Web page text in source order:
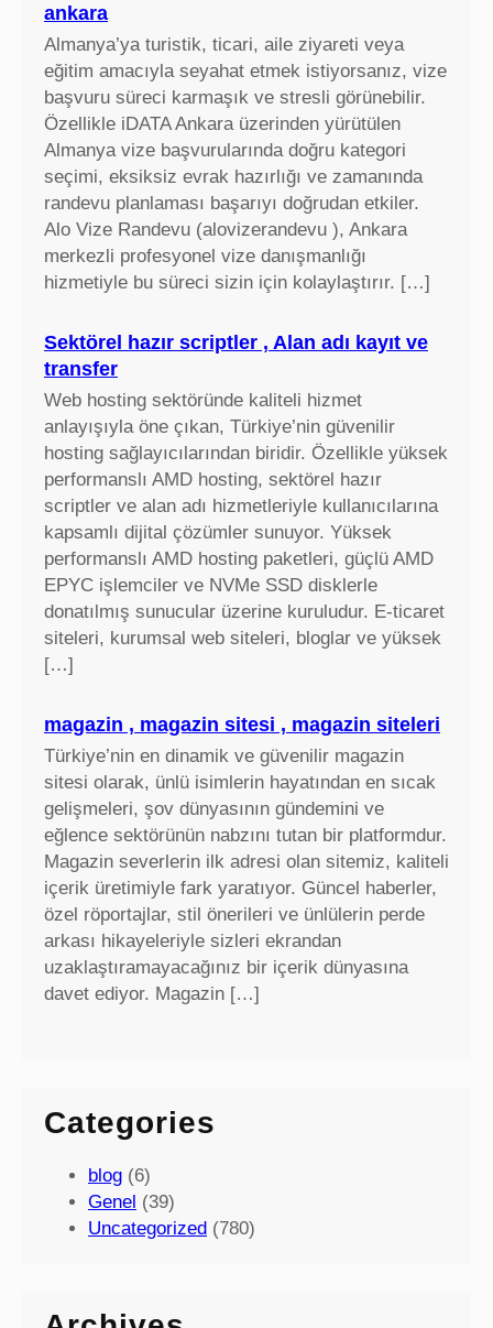
ankara
Almanya’ya turistik, ticari, aile ziyareti veya
eğitim amacıyla seyahat etmek istiyorsanız, vize
başvuru süreci karmaşık ve stresli görünebilir.
Özellikle iDATA Ankara üzerinden yürütülen
Almanya vize başvurularında doğru kategori
seçimi, eksiksiz evrak hazırlığı ve zamanında
randevu planlaması başarıyı doğrudan etkiler.
Alo Vize Randevu (alovizerandevu ), Ankara
merkezli profesyonel vize danışmanlığı
hizmetiyle bu süreci sizin için kolaylaştırır. […]
Sektörel hazır scriptler , Alan adı kayıt ve
transfer
Web hosting sektöründe kaliteli hizmet
anlayışıyla öne çıkan, Türkiye’nin güvenilir
hosting sağlayıcılarından biridir. Özellikle yüksek
performanslı AMD hosting, sektörel hazır
scriptler ve alan adı hizmetleriyle kullanıcılarına
kapsamlı dijital çözümler sunuyor. Yüksek
performanslı AMD hosting paketleri, güçlü AMD
EPYC işlemciler ve NVMe SSD disklerle
donatılmış sunucular üzerine kuruludur. E-ticaret
siteleri, kurumsal web siteleri, bloglar ve yüksek
[…]
magazin , magazin sitesi , magazin siteleri
Türkiye’nin en dinamik ve güvenilir magazin
sitesi olarak, ünlü isimlerin hayatından en sıcak
gelişmeleri, şov dünyasının gündemini ve
eğlence sektörünün nabzını tutan bir platformdur.
Magazin severlerin ilk adresi olan sitemiz, kaliteli
içerik üretimiyle fark yaratıyor. Güncel haberler,
özel röportajlar, stil önerileri ve ünlülerin perde
arkası hikayeleriyle sizleri ekrandan
uzaklaştıramayacağınız bir içerik dünyasına
davet ediyor. Magazin […]
Categories
blog (6)
Genel (39)
Uncategorized (780)